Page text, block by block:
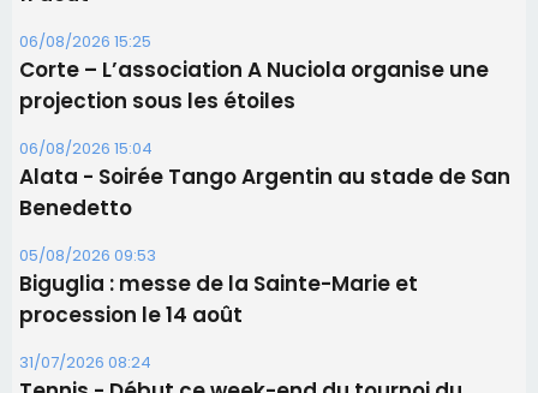
05/08/2026 09:53
Biguglia : messe de la Sainte-Marie et
procession le 14 août
31/07/2026 08:24
Tennis - Début ce week-end du tournoi du
RCPV
31/07/2026 08:22
82ème anniversaire de la disparition du
Commandant Antoine de Saint Exupery